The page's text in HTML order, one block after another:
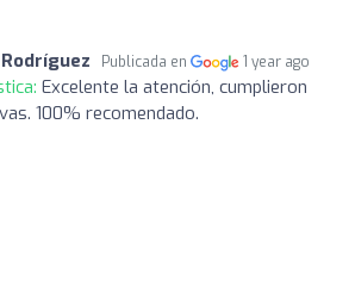
Publicada en 1 year ago
Excelente la atención, cumplieron
100% recomendado.